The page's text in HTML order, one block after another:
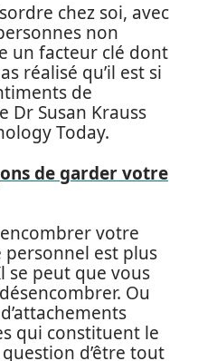
chez soi, avec
non
un facteur clé dont
réalisé qu’il est si
de
Dr Susan Krauss
Today.
de garder votre
votre
personnel est plus
se peut que vous
Ou
qui constituent le
d’être tout